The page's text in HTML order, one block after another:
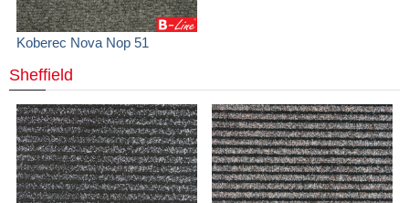
Koberec Nova Nop 51
Sheffield